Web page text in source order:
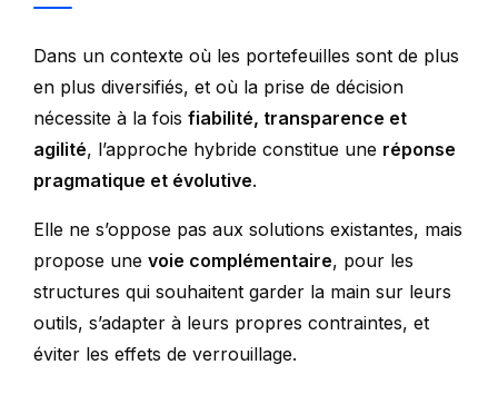
Dans un contexte où les portefeuilles sont de plus
en plus diversifiés, et où la prise de décision
nécessite à la fois fiabilité, transparence et
agilité, l’approche hybride constitue une réponse
pragmatique et évolutive.
Elle ne s’oppose pas aux solutions existantes, mais
propose une voie complémentaire, pour les
structures qui souhaitent garder la main sur leurs
outils, s’adapter à leurs propres contraintes, et
éviter les effets de verrouillage.